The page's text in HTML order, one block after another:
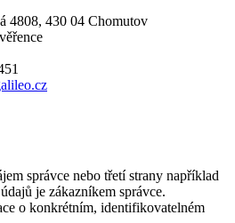
4808, 430 04 Chomutov
správce nebo třetí strany například
je zákazníkem správce.
o konkrétním, identifikovatelném